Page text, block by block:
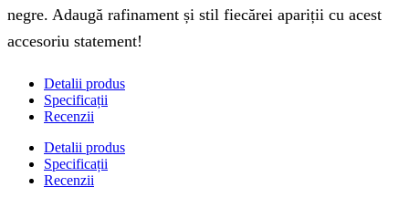
negre. Adaugă rafinament și stil fiecărei apariții cu acest
accesoriu statement!
Detalii produs
Specificații
Recenzii
Detalii produs
Specificații
Recenzii